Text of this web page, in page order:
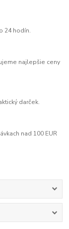
24 hodín.
najlepšie ceny
darček.
nad 100 EUR